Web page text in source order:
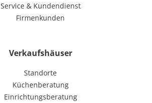
Service & Kundendienst
Firmenkunden
Verkaufshäuser
Standorte
Küchenberatung
Einrichtungsberatung